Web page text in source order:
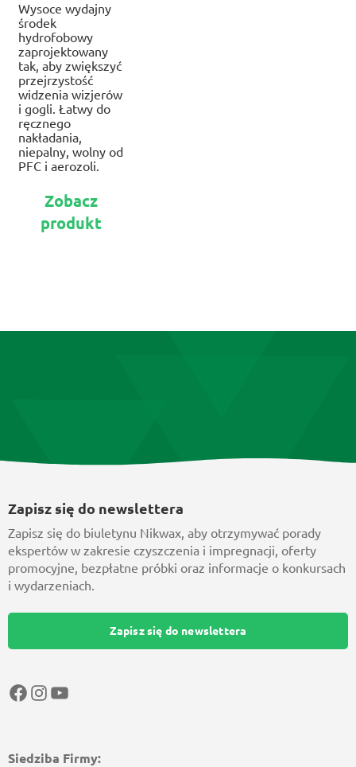
Wysoce wydajny
środek
hydrofobowy
zaprojektowany
tak, aby zwiększyć
przejrzystość
widzenia wizjerów
i gogli. Łatwy do
ręcznego
nakładania,
niepalny, wolny od
PFC i aerozoli.
Zobacz
produkt
na
Siedziba Firmy:
Zapisz się do newslettera
Zapisz się do biuletynu Nikwax, aby otrzymywać porady
ekspertów w zakresie czyszczenia i impregnacji, oferty
promocyjne, bezpłatne próbki oraz informacje o konkursach
i wydarzeniach.
Zapisz się do newslettera
Facebook
Instagram
YouTube